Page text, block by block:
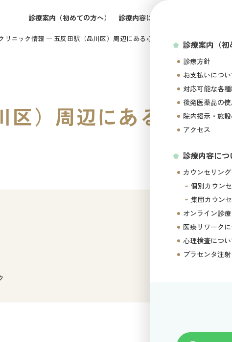
診療案内（初めての方へ） 診療内容について
診療案内（初
診療方針
お支払いにつ
対応可能な各
後発医薬品の
院内掲示・施
アクセス
診療内容につ
カウンセリン
個別カウン
集団カウン
オンライン診
医療リワーク
心理検査につ
プラセンタ注
リニック情報 五反田駅（品川区）周辺にある心療内科・メンタルクリニッ
区）周辺にある心療